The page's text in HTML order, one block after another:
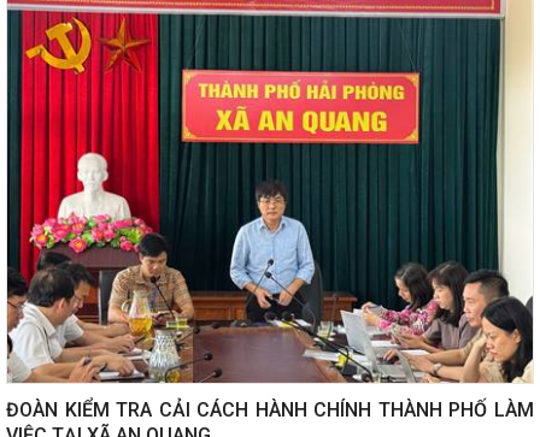
ĐOÀN KIỂM TRA CẢI CÁCH HÀNH CHÍNH THÀNH PHỐ LÀM